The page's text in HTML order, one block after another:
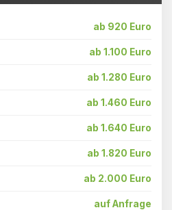
ab 920 Euro
ab 1.100 Euro
ab 1.280 Euro
ab 1.460 Euro
ab 1.640 Euro
ab 1.820 Euro
ab 2.000 Euro
auf Anfrage